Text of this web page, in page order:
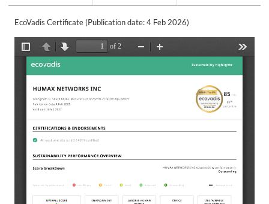
EcoVadis Certificate (Publication date: 4 Feb 2026)